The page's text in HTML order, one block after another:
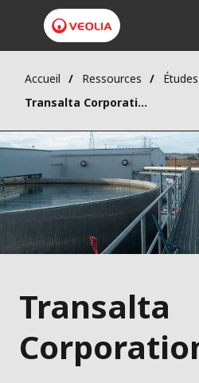
Accueil Ressources
Transalta Corporation
Transalta